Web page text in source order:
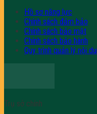
Hồ sơ năng lực
Chính sách đảm bảo
Chính sách bảo mật
Chính sách bảo hành
Quy trình quản lý nội
Trụ sở chính